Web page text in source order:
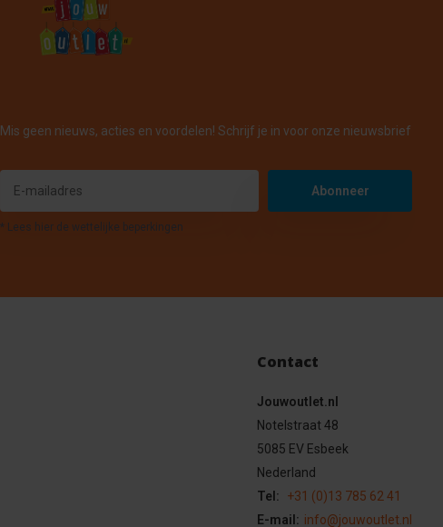
Mis geen nieuws, acties en voordelen! Schrijf je in voor onze nieuwsbrief
Abonneer
* Lees hier de wettelijke beperkingen
Contact
Jouwoutlet.nl
Notelstraat 48
5085 EV Esbeek
Nederland
Tel:
+31 (0)13 785 62 41
E-mail: info@jouwoutlet.nl